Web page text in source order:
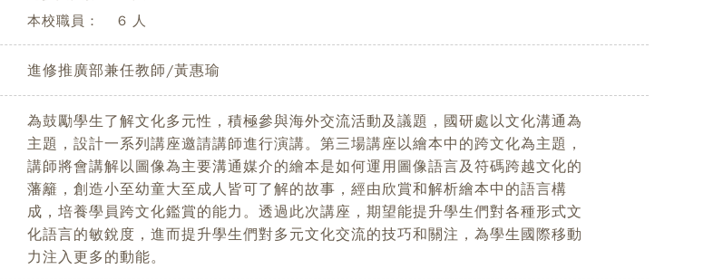
本校職員：
6 人
進修推廣部兼任教師/黃惠瑜
為鼓勵學生了解文化多元性，積極參與海外交流活動及議題，國研處以文化溝通為
主題，設計一系列講座邀請講師進行演講。第三場講座以繪本中的跨文化為主題，
講師將會講解以圖像為主要溝通媒介的繪本是如何運用圖像語言及符碼跨越文化的
藩籬，創造小至幼童大至成人皆可了解的故事，經由欣賞和解析繪本中的語言構
成，培養學員跨文化鑑賞的能力。透過此次講座，期望能提升學生們對各種形式文
化語言的敏銳度，進而提升學生們對多元文化交流的技巧和關注，為學生國際移動
力注入更多的動能。